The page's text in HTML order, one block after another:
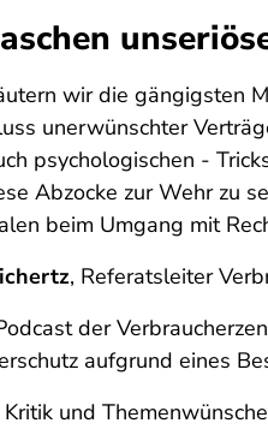
wir die gängigsten
unerwünschter
psychologischen -
Abzocke zur Wehr zu
beim Umgang mit
, Referatsleiter
der
aufgrund eines
und